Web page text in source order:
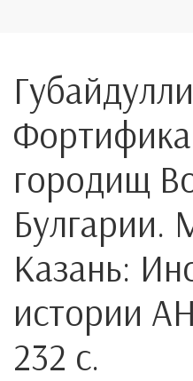
городищ
Булгарии.
Казань:
истории
232 с.